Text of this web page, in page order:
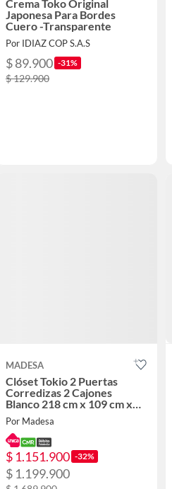
Crema Toko Original
Japonesa Para Bordes
Cuero -Transparente
Por IDIAZ COP S.A.S
$ 89.900 -31%
$ 129.900
MADESA
Clóset Tokio 2 Puertas
Corredizas 2 Cajones
Blanco 218 cm x 109 cm x
54 cm
Por Madesa
$ 1.151.900 -32%
$ 1.199.900